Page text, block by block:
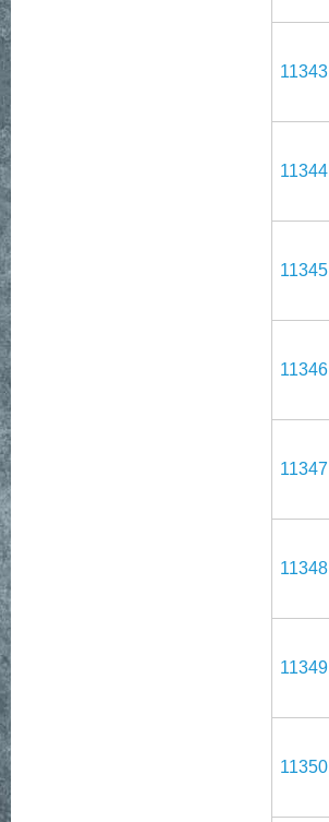
11343
11344
11345
11346
11347
11348
11349
11350